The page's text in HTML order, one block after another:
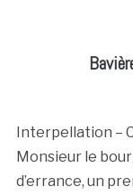
Interpellation –
Monsieur le
d’errance, un